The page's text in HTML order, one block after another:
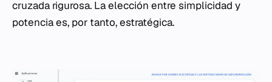
cruzada rigurosa. La elección entre simplicidad y
potencia es, por tanto, estratégica.